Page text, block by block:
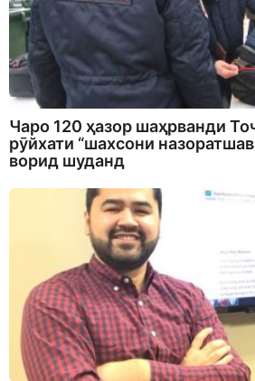
Чаро 120 ҳазор шаҳрванди
рӯйхати “шахсони
ворид шуданд